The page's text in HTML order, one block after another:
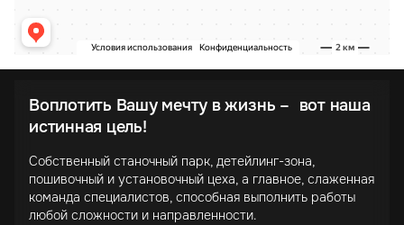
Воплотить Вашу мечту в жизнь – вот наша
истинная цель!
Собственный станочный парк, детейлинг-зона,
пошивочный и установочный цеха, а главное, слаженная
команда специалистов, способная выполнить работы
любой сложности и направленности.